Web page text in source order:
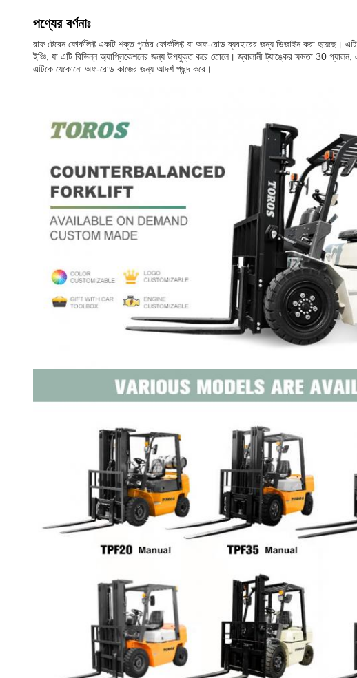
পণ্যের বর্ণনাঃ
রাফ টেরেন ফোর্কলিফ্ট একটি শক্ত পৃষ্ঠের ফোর্কলিফ্ট যা অফ-রোড ব্যবহারের জন্য ডিজাইন করা হয়েছে।
ইঞ্চি, যা এটি বিভিন্ন অ্যাপ্লিকেশনের জন্য উপযুক্ত করে তোলে। জ্বালানী ট্যাঙ্কের ক্ষমতা 30
এটিকে যেকোনো অফ-রোড কাজের জন্য আদর্শ পছন্দ করে।